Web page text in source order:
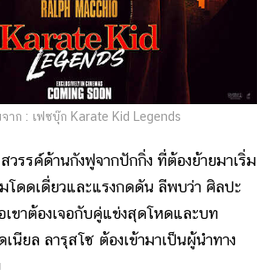
าก : เฟซบุ๊ก Karate Kid Legends
รรค์ด้านกังฟูจากปักกิ่ง ที่ต้องย้ายมาเริ่ม
โดดเดี่ยวและแรงกดดัน ลีพบว่า ศิลปะ
ขาต้องเจอกับคู่แข่งสุดโหดและบท
นียล ลารุสโซ ต้องเข้ามาเป็นผู้นำทาง